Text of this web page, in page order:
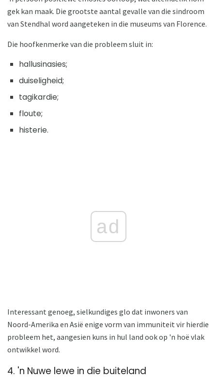
gek kan maak. Die grootste aantal gevalle van die sindroom
van Stendhal word aangeteken in die museums van Florence.
Die hoofkenmerke van die probleem sluit in:
hallusinasies;
duiseligheid;
tagikardie;
floute;
histerie.
ad
Interessant genoeg, sielkundiges glo dat inwoners van
Noord-Amerika en Asië enige vorm van immuniteit vir hierdie
probleem het, aangesien kuns in hul land ook op 'n hoë vlak
ontwikkel word.
4. 'n Nuwe lewe in die buiteland